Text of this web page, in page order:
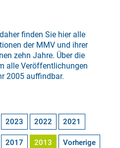
finden Sie hier alle
der MMV und ihrer
zehn Jahre. Über die
alle Veröffentlichungen
2005 auffindbar.
2023 2022 2021
2017 2013 Vorherige